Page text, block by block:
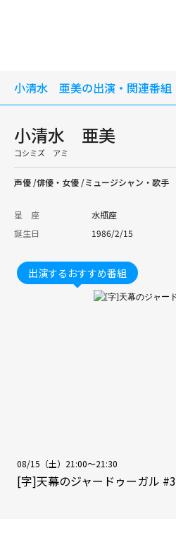
小清水 亜美の出演・関連番組
小清水 亜美
コシミズ アミ
声優 /俳優・女優 /ミュージシャン・歌手
星 座
水瓶座
誕生日
1986/2/15
出演するおすすめ番組
08/15（土）21:00～21:30
[字]天幕のジャードゥーガル #3